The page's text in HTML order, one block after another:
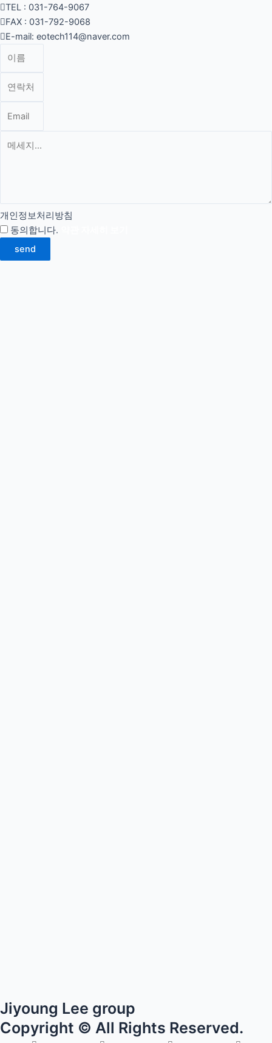
TEL : 031-764-9067
FAX : 031-792-9068
E-mail: eotech114@naver.com
개인정보처리방침
동의합니다.
send
Jiyoung Lee group
Copyright © All Rights Reserved.